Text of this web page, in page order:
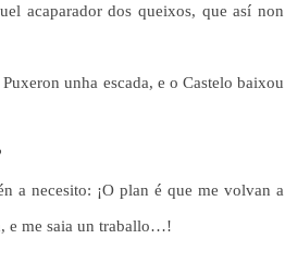
acaparador dos queixos, que así non
unha escada, e o Castelo baixou
a necesito: ¡O plan é que me volvan a
e me saia un traballo…!